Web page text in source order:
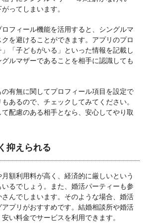
ってしまいます。
フィール機能を活用すると、シングルマ
を避けることができます。アプリのプロ
「子どもがいる」といった情報を記載し
ルマザーであることを相手に認識しても
有無に関してプロフィール項目を設定で
あるので、チェックしてみてください。
配慮のある相手となら、安心してやり取
抑えられる
額利用料が高く、経済的に厳しいという
るでしょう。また、婚活パーティーも参
んでしまいます。そのような場合、婚活
プリがおすすめです。結婚相談所や婚活
い料金でサービスを利用できます。